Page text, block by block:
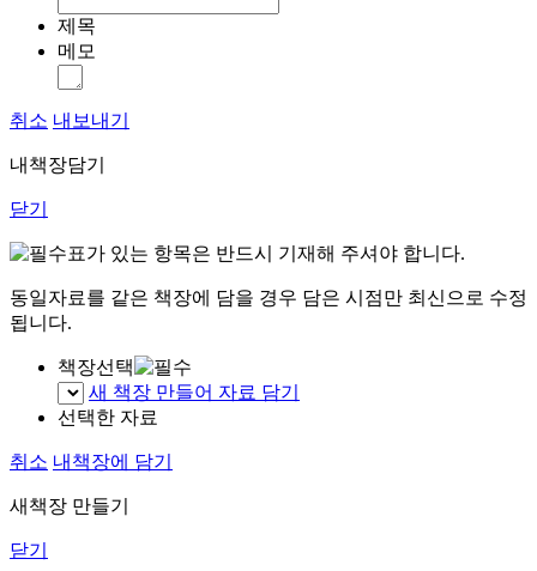
제목
메모
취소 내보내기
내책장담기
닫기
표가 있는 항목은 반드시 기재해 주셔야 합니다.
동일자료를 같은 책장에 담을 경우 담은 시점만 최신으로 수정
됩니다.
책장선택
새 책장 만들어 자료 담기
선택한 자료
취소 내책장에 담기
새책장 만들기
닫기